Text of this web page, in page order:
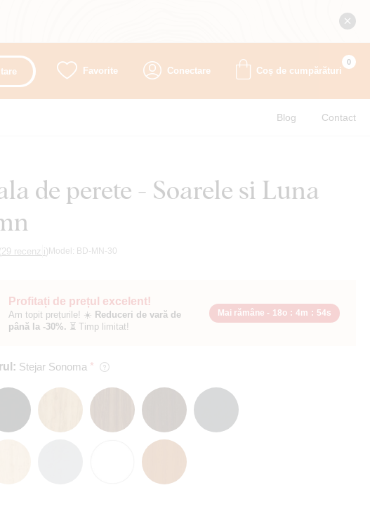
Favorite Conectare Coș de cumpărături
0
Blog Contact
de perete - Soarele si Luna
(29 recenzii) Model: BD-MN-30
Profitați de prețul excelent!
Am topit prețurile! ☀️ Reduceri de vară de
până la -30%. ⏳ Timp limitat!
Mai rămâne - 18o : 4m : 52s
Stejar Sonoma